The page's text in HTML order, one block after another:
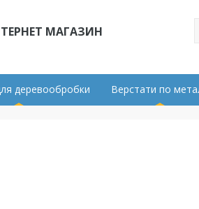
МАГАЗИН
деревообробки Верстати по